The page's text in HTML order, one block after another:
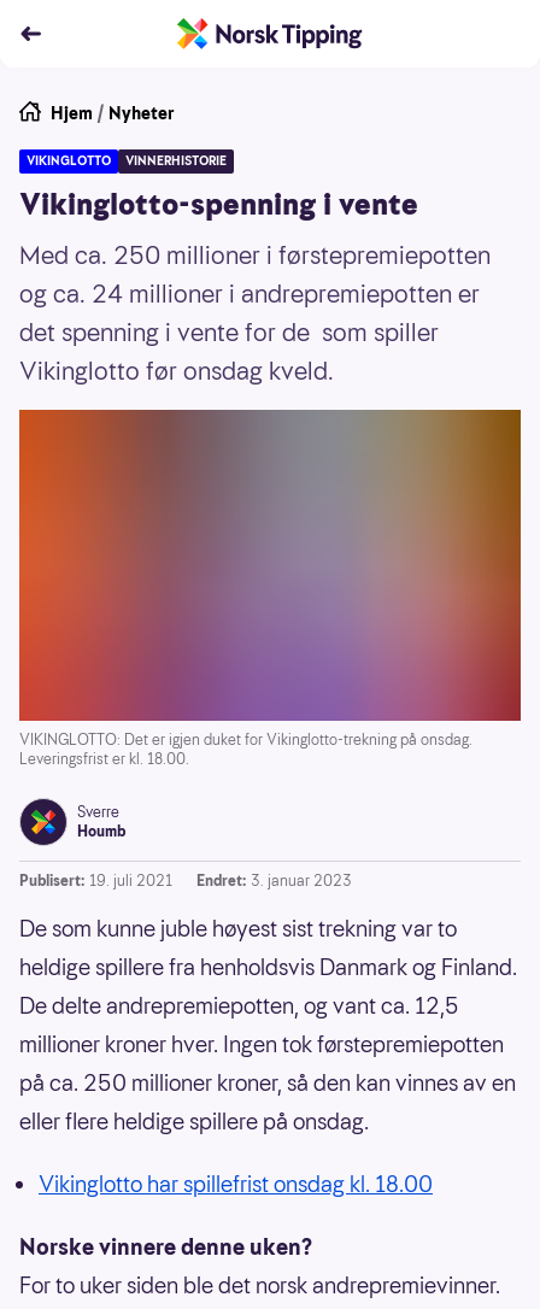
Hjem / Nyheter
VIKINGLOTTO VINNERHISTORIE
Vikinglotto-spenning i vente
Med ca. 250 millioner i førstepremiepotten
og ca. 24 millioner i andrepremiepotten er
det spenning i vente for de som spiller
Vikinglotto før onsdag kveld.
VIKINGLOTTO: Det er igjen duket for Vikinglotto-trekning på onsdag.
Leveringsfrist er kl. 18.00.
Sverre
Houmb
Publisert: 19. juli 2021 Endret: 3. januar 2023
De som kunne juble høyest sist trekning var to
heldige spillere fra henholdsvis Danmark og Finland.
De delte andrepremiepotten, og vant ca. 12,5
millioner kroner hver. Ingen tok førstepremiepotten
på ca. 250 millioner kroner, så den kan vinnes av en
eller flere heldige spillere på onsdag.
Vikinglotto har spillefrist onsdag kl. 18.00
Norske vinnere denne uken?
For to uker siden ble det norsk andrepremievinner.